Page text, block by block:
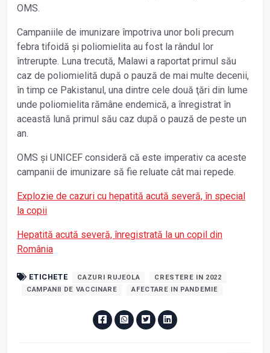
OMS.
Campaniile de imunizare împotriva unor boli precum
febra tifoidă şi poliomielita au fost la rândul lor
întrerupte. Luna trecută, Malawi a raportat primul său
caz de poliomielită după o pauză de mai multe decenii,
în timp ce Pakistanul, una dintre cele două ţări din lume
unde poliomielita rămâne endemică, a înregistrat în
această lună primul său caz după o pauză de peste un
an.
OMS şi UNICEF consideră că este imperativ ca aceste
campanii de imunizare să fie reluate cât mai repede.
Explozie de cazuri cu hepatită acută severă, în special
la copii
Hepatită acută severă, înregistrată la un copil din
România
ETICHETE CAZURI RUJEOLA
CRESTERE IN 2022
CAMPANII DE VACCINARE
AFECTARE IN PANDEMIE